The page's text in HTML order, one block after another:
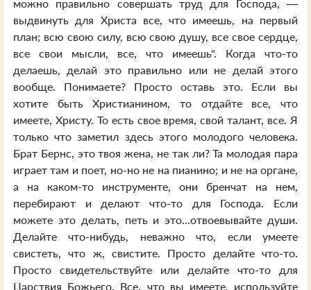
можно правильно совершать труд для Господа, —
выдвинуть для Христа все, что имеешь, на первый
план; всю свою силу, всю свою душу, все свое сердце,
все свои мысли, все, что имеешь". Когда что-то
делаешь, делай это правильно или не делай этого
вообще. Понимаете? Просто оставь это. Если вы
хотите быть Христианином, то отдайте все, что
имеете, Христу. То есть свое время, свой талант, все. Я
только что заметил здесь этого молодого человека.
Брат Бернс, это твоя жена, не так ли? Та молодая пара
играет там и поет, но-но не на пианино; и не на органе,
а на каком-то инструменте, они бренчат на нем,
перебирают и делают что-то для Господа. Если
можете это делать, петь и это...отвоевывайте души.
Делайте что-нибудь, неважно что, если умеете
свистеть, что ж, свистите. Просто делайте что-то.
Просто свидетельствуйте или делайте что-то для
Царствия Божьего. Все, что вы имеете, используйте